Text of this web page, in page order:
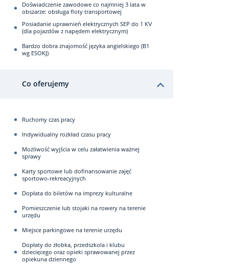
Doświadczenie zawodowe co najmniej 3 lata w
obszarze: obsługa floty transportowej
Posiadanie uprawnień elektrycznych SEP do 1 KV
(dla pojazdów z napędem elektrycznym)
Bardzo dobra znajomość języka angielskiego (B1
wg ESOKJ)
Co oferujemy
Ruchomy czas pracy
Indywidualny rozkład czasu pracy
Możliwość wyjścia w celu załatwienia ważnej
sprawy
Karty sportowe lub dofinansowanie zajęć
sportowo-rekreacyjnych
Dopłata do biletów na imprezy kulturalne
Pomieszczenie lub stojaki na rowery na terenie
urzędu
Miejsce parkingowe na terenie urzędu
Dopłaty do żłobka, przedszkola i klubu
dziecięcego oraz opieki sprawowanej przez
opiekuna dziennego